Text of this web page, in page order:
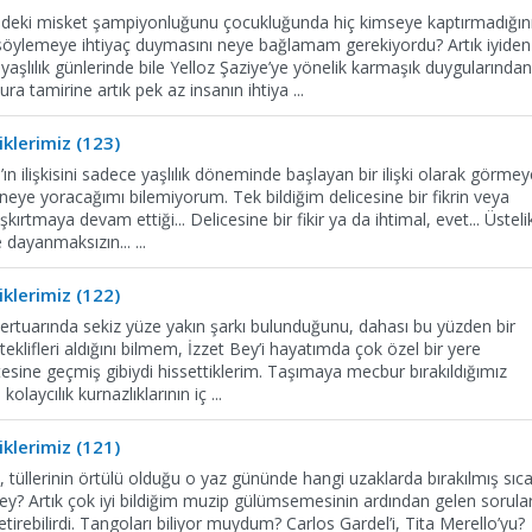
misket şampiyonluğunu çocukluğunda hiç kimseye
ihtiyaç duymasını neye bağlamam gerekiyordu? Artık iyiden
günlerinde bile Yelloz Şaziye’ye yönelik karmaşık duygularından
tamirine artık pek az insanın ihtiya ...
(123)
ilişkisini sadece yaşlılık döneminde başlayan bir ilişki olarak
yoracağımı bilemiyorum. Tek bildiğim delicesine bir fikrin veya
devam ettiği... Delicesine bir fikir ya da ihtimal, evet...
...
(122)
sekiz yüze yakın şarkı bulunduğunu, dahası bu yüzden bir
aldığını bilmem, İzzet Bey’i hayatımda çok özel bir yere
geçmiş gibiydi hissettiklerim. Taşımaya mecbur bırakıldığımız
kurnazlıklarının iç ...
(121)
tüllerinin örtülü olduğu o yaz gününde hangi uzaklarda bırakılmış
Artık çok iyi bildiğim muzip gülümsemesinin ardından gelen
Tangoları biliyor muydum? Carlos Gardel’i, Tita Merello’yu?